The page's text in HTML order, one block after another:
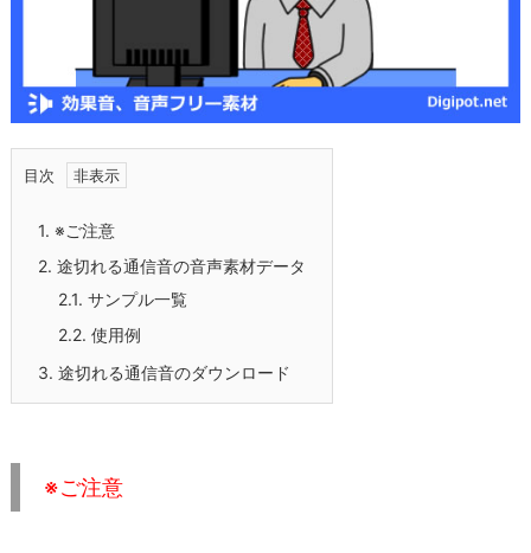
目次
1. ※ご注意
2. 途切れる通信音の音声素材データ
2.1. サンプル一覧
2.2. 使用例
3. 途切れる通信音のダウンロード
※ご注意